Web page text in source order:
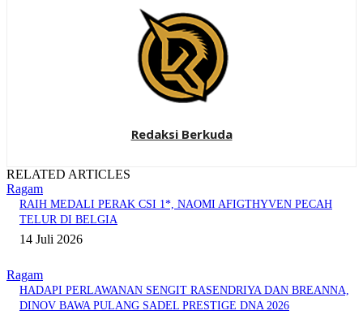
Redaksi Berkuda
RELATED ARTICLES
Ragam
RAIH MEDALI PERAK CSI 1*, NAOMI AFIGTHYVEN PECAH
TELUR DI BELGIA
14 Juli 2026
Ragam
HADAPI PERLAWANAN SENGIT RASENDRIYA DAN BREANNA,
DINOV BAWA PULANG SADEL PRESTIGE DNA 2026